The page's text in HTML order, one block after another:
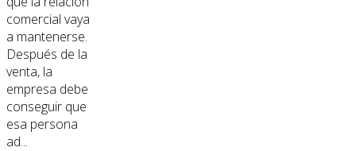
comercial vaya
a mantenerse.
Después de la
venta, la
empresa debe
conseguir que
esa persona
ad...